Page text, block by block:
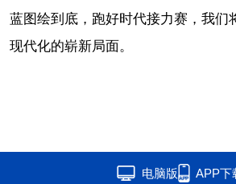
蓝图绘到底，跑好时代接力赛，我们
现代化的崭新局面。
电脑版 APP下